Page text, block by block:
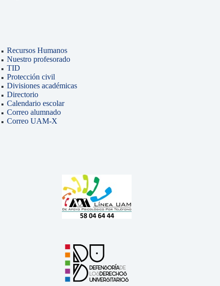
Recursos Humanos
Nuestro profesorado
TID
Protección civil
Divisiones académicas
Directorio
Calendario escolar
Correo alumnado
Correo UAM-X